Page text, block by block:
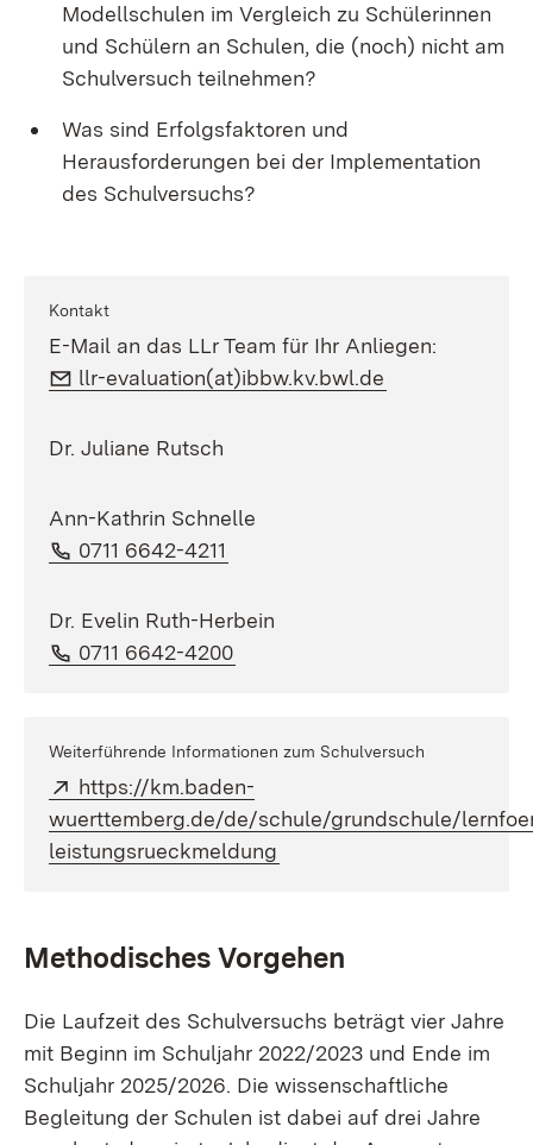
Modellschulen im Vergleich zu Schülerinnen
und Schülern an Schulen, die (noch) nicht am
Schulversuch teilnehmen?
Was sind Erfolgsfaktoren und
Herausforderungen bei der Implementation
des Schulversuchs?
Kontakt
E-Mail an das LLr Team für Ihr Anliegen:
E-Mail:
llr-evaluation(at)ibbw.kv.bwl.de
Dr. Juliane Rutsch
Ann-Kathrin Schnelle
Telefon:
0711 6642-4211
Dr. Evelin Ruth-Herbein
Telefon:
0711 6642-4200
Weiterführende Informationen zum Schulversuch
Extern:
https://km.baden-
wuerttemberg.de/de/schule/grundschule/
leistungsrueckmeldung
Methodisches Vorgehen
Die Laufzeit des Schulversuchs beträgt vier Jahre
mit Beginn im Schuljahr 2022/2023 und Ende im
Schuljahr 2025/2026. Die wissenschaftliche
Begleitung der Schulen ist dabei auf drei Jahre